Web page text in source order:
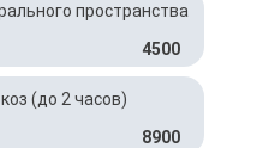
пространства
4500
(до 2 часов)
8900